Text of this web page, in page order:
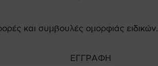
και συμβουλές ομορφιάς ειδικών.